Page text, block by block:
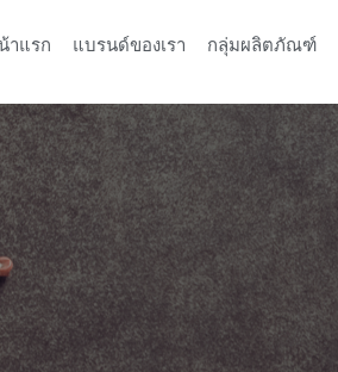
าแรก แบรนด์ของเรา กลุ่มผลิตภัณฑ์